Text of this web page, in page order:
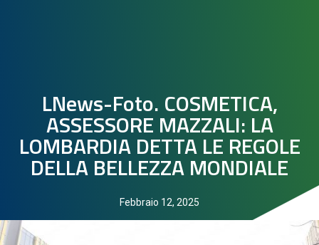
LNews-Foto. COSMETICA,
ASSESSORE MAZZALI: LA
LOMBARDIA DETTA LE REGOLE
DELLA BELLEZZA MONDIALE
Febbraio 12, 2025